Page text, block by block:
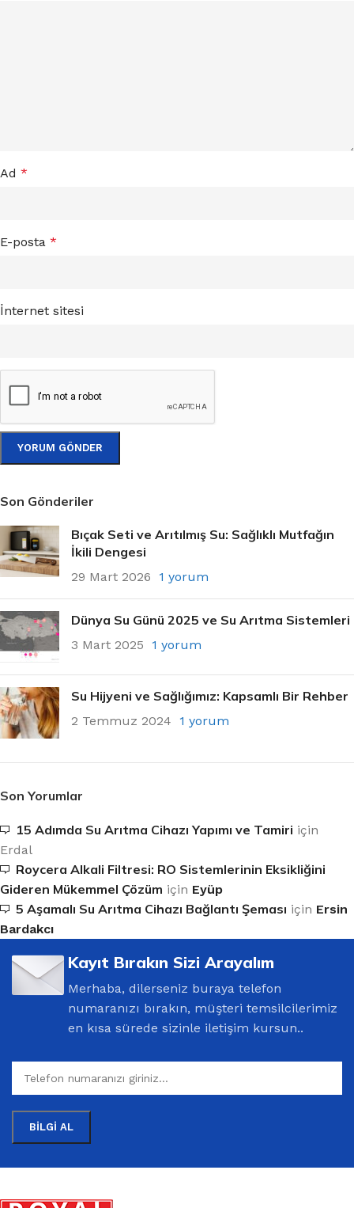
Son Gönderiler
Bıçak Seti ve Arıtılmış Su: Sağlıklı Mutfağın
İkili Dengesi
29 Mart 2026 1 yorum
Dünya Su Günü 2025 ve Su Arıtma Sistemleri
3 Mart 2025 1 yorum
Su Hijyeni ve Sağlığımız: Kapsamlı Bir Rehber
2 Temmuz 2024 1 yorum
Son Yorumlar
15 Adımda Su Arıtma Cihazı Yapımı ve Tamiri için
Erdal
Roycera Alkali Filtresi: RO Sistemlerinin Eksikliğini
Gideren Mükemmel Çözüm için Eyüp
5 Aşamalı Su Arıtma Cihazı Bağlantı Şeması için Ersin
Bardakcı
Ad *
E-posta *
İnternet sitesi
Kayıt Bırakın Sizi Arayalım
Merhaba, dilerseniz buraya telefon
numaranızı bırakın, müşteri temsilcilerimiz
en kısa sürede sizinle iletişim kursun..